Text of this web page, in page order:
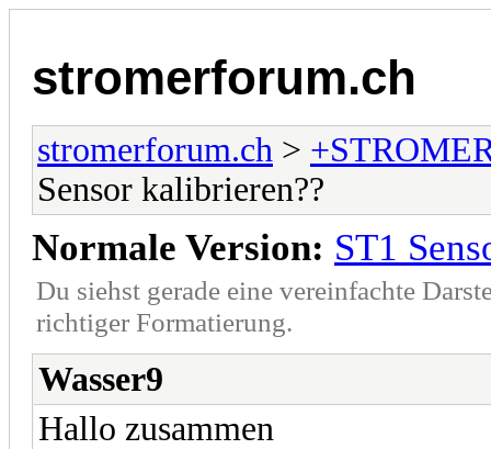
stromerforum.ch
stromerforum.ch >
Sensor kalibrieren??
Normale Version: ST1
Du siehst gerade eine vereinfachte
richtiger Formatierung.
Wasser9
Hallo zusammen